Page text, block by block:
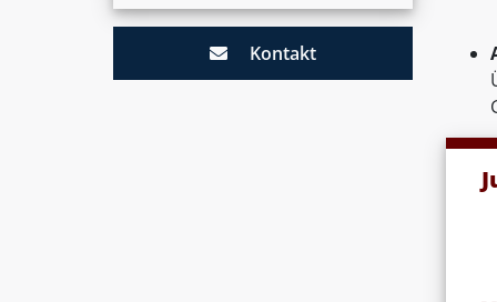
Kontakt